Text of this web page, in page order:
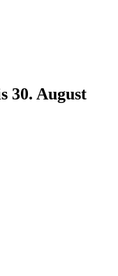
30. August